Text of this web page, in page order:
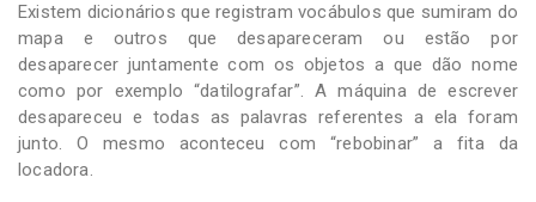
Existem dicionários que registram vocábulos que sumiram do
mapa e outros que desapareceram ou estão por
desaparecer juntamente com os objetos a que dão nome
como por exemplo “datilografar”. A máquina de escrever
desapareceu e todas as palavras referentes a ela foram
junto. O mesmo aconteceu com “rebobinar” a fita da
locadora.